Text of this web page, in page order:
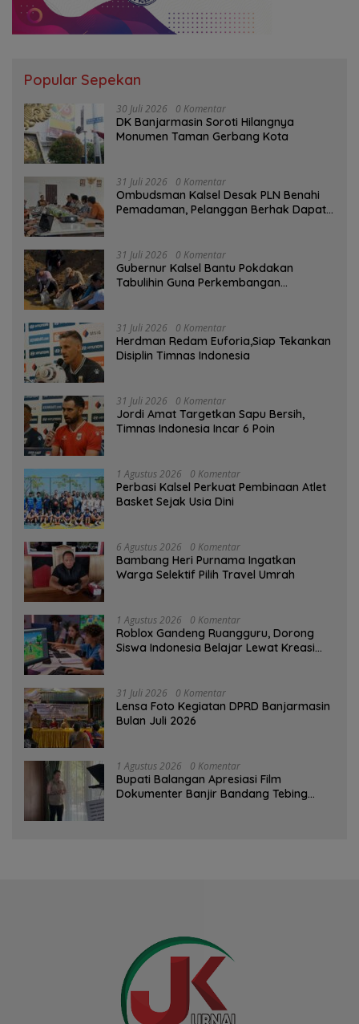
Popular Sepekan
30 Juli 2026 0 Komentar
DK Banjarmasin Soroti Hilangnya
Monumen Taman Gerbang Kota
31 Juli 2026 0 Komentar
Ombudsman Kalsel Desak PLN Benahi
Pemadaman, Pelanggan Berhak Dapat
31 Juli 2026 0 Komentar
Gubernur Kalsel Bantu Pokdakan
Tabulihin Guna Perkembangan
31 Juli 2026 0 Komentar
Herdman Redam Euforia,Siap Tekankan
Disiplin Timnas Indonesia
31 Juli 2026 0 Komentar
Jordi Amat Targetkan Sapu Bersih,
Timnas Indonesia Incar 6 Poin
1 Agustus 2026 0 Komentar
Perbasi Kalsel Perkuat Pembinaan Atlet
Basket Sejak Usia Dini
6 Agustus 2026 0 Komentar
Bambang Heri Purnama Ingatkan
Warga Selektif Pilih Travel Umrah
1 Agustus 2026 0 Komentar
Roblox Gandeng Ruangguru, Dorong
Siswa Indonesia Belajar Lewat Kreasi
31 Juli 2026 0 Komentar
Lensa Foto Kegiatan DPRD Banjarmasin
Bulan Juli 2026
1 Agustus 2026 0 Komentar
Bupati Balangan Apresiasi Film
Dokumenter Banjir Bandang Tebing